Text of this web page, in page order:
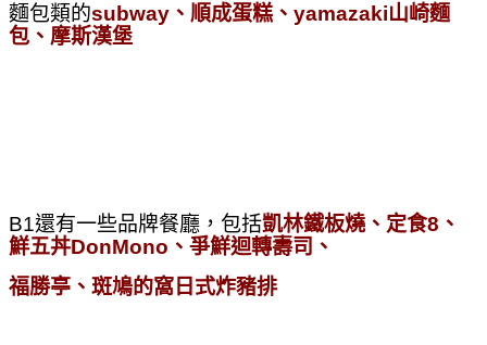
麵包類的subway、順成蛋糕、yamazaki山崎麵
包、摩斯漢堡
B1還有一些品牌餐廳， 包括凱林鐵板燒、定食8、
鮮五丼DonMono、爭鮮迴轉壽司、
福勝亭、斑鳩的窩日式炸豬排